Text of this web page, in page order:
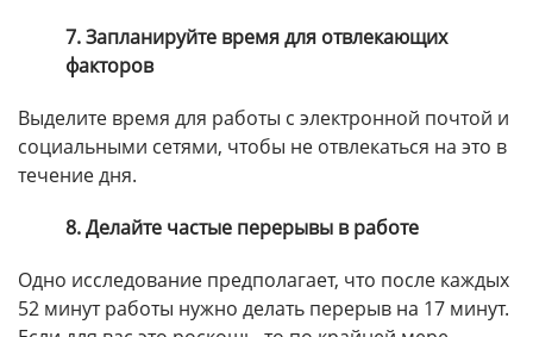
7. Запланируйте время для отвлекающих
факторов
Выделите время для работы с электронной почтой и
социальными сетями, чтобы не отвлекаться на это в
течение дня.
8. Делайте частые перерывы в работе
Одно исследование предполагает, что после каждых
52 минут работы нужно делать перерыв на 17 минут.